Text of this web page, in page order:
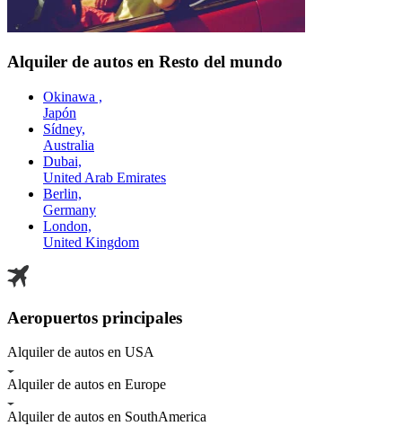
Alquiler de autos en Resto del mundo
Okinawa ,
Japón
Sídney,
Australia
Dubai,
United Arab Emirates
Berlin,
Germany
London,
United Kingdom
Aeropuertos principales
Alquiler de autos en USA
Alquiler de autos en Europe
Alquiler de autos en SouthAmerica